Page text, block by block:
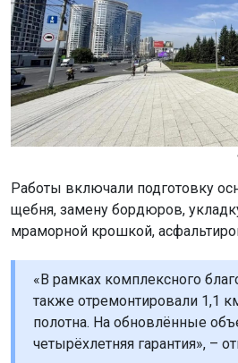
Работы включали подготовку
щебня, замену бордюров,
мраморной крошкой,
«В рамках комплексного
также отремонтировали 1,1
полотна. На обновлённые
четырёхлетняя гарантия», –